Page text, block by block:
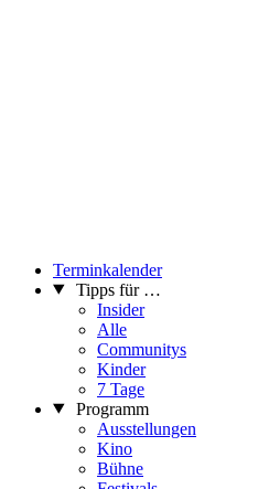
Terminkalender
Tipps für …
Insider
Alle
Communitys
Kinder
7 Tage
Programm
Ausstellungen
Kino
Bühne